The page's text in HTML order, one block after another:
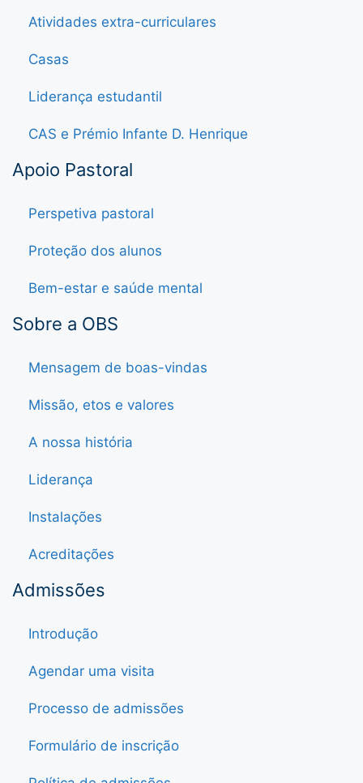
Atividades extra-curriculares
Casas
Liderança estudantil
CAS e Prémio Infante D. Henrique
Apoio Pastoral
Perspetiva pastoral
Proteção dos alunos
Bem-estar e saúde mental
Sobre a OBS
Mensagem de boas-vindas
Missão, etos e valores
A nossa história
Liderança
Instalações
Acreditações
Admissões
Introdução
Agendar uma visita
Processo de admissões
Formulário de inscrição